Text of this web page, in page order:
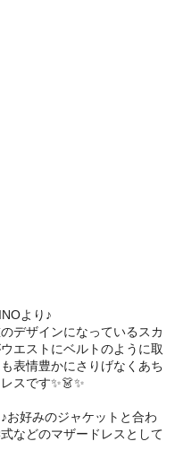
より♪
デザインになっているスカ
エストにベルトのように取
表情豊かにさりげなくあち
スです✨👗✨
お好みのジャケットと合わ
などのマザードレスとして